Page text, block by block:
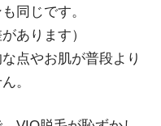
同じです。
あります）
点やお肌が普段より
。